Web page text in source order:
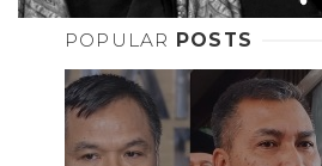
POPULAR POSTS